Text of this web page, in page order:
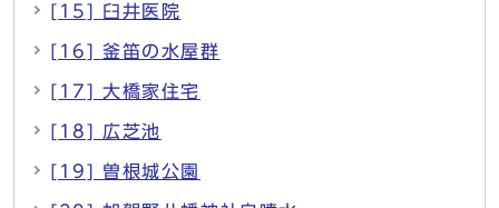
[15] 臼井医院
[16] 釜笛の水屋群
[17] 大橋家住宅
[18] 広芝池
[19] 曽根城公園